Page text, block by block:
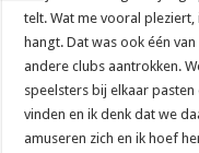
telt. Wat me vooral
hangt. Dat was ook één
andere clubs aantrokken.
speelsters bij elkaar
vinden en ik denk dat we
amuseren zich en ik hoef